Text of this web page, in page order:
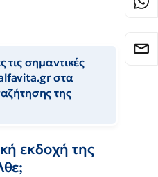
σημαντικές
alfavita.gr στα
της
εκδοχή της